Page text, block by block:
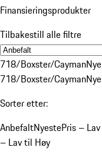
Finansieringsprodukter
Tilbakestill alle filtre
718/Boxster/Cayman
718/Boxster/Cayman
Sorter etter:
AnbefaltNyestePris –
– Lav til Høy